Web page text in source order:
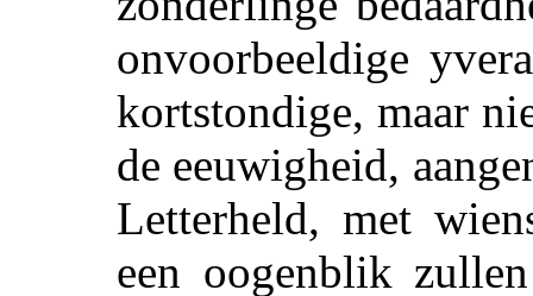
onvoorbeeldige
kortstondige, maar
de eeuwigheid,
Letterheld, met
een oogenblik